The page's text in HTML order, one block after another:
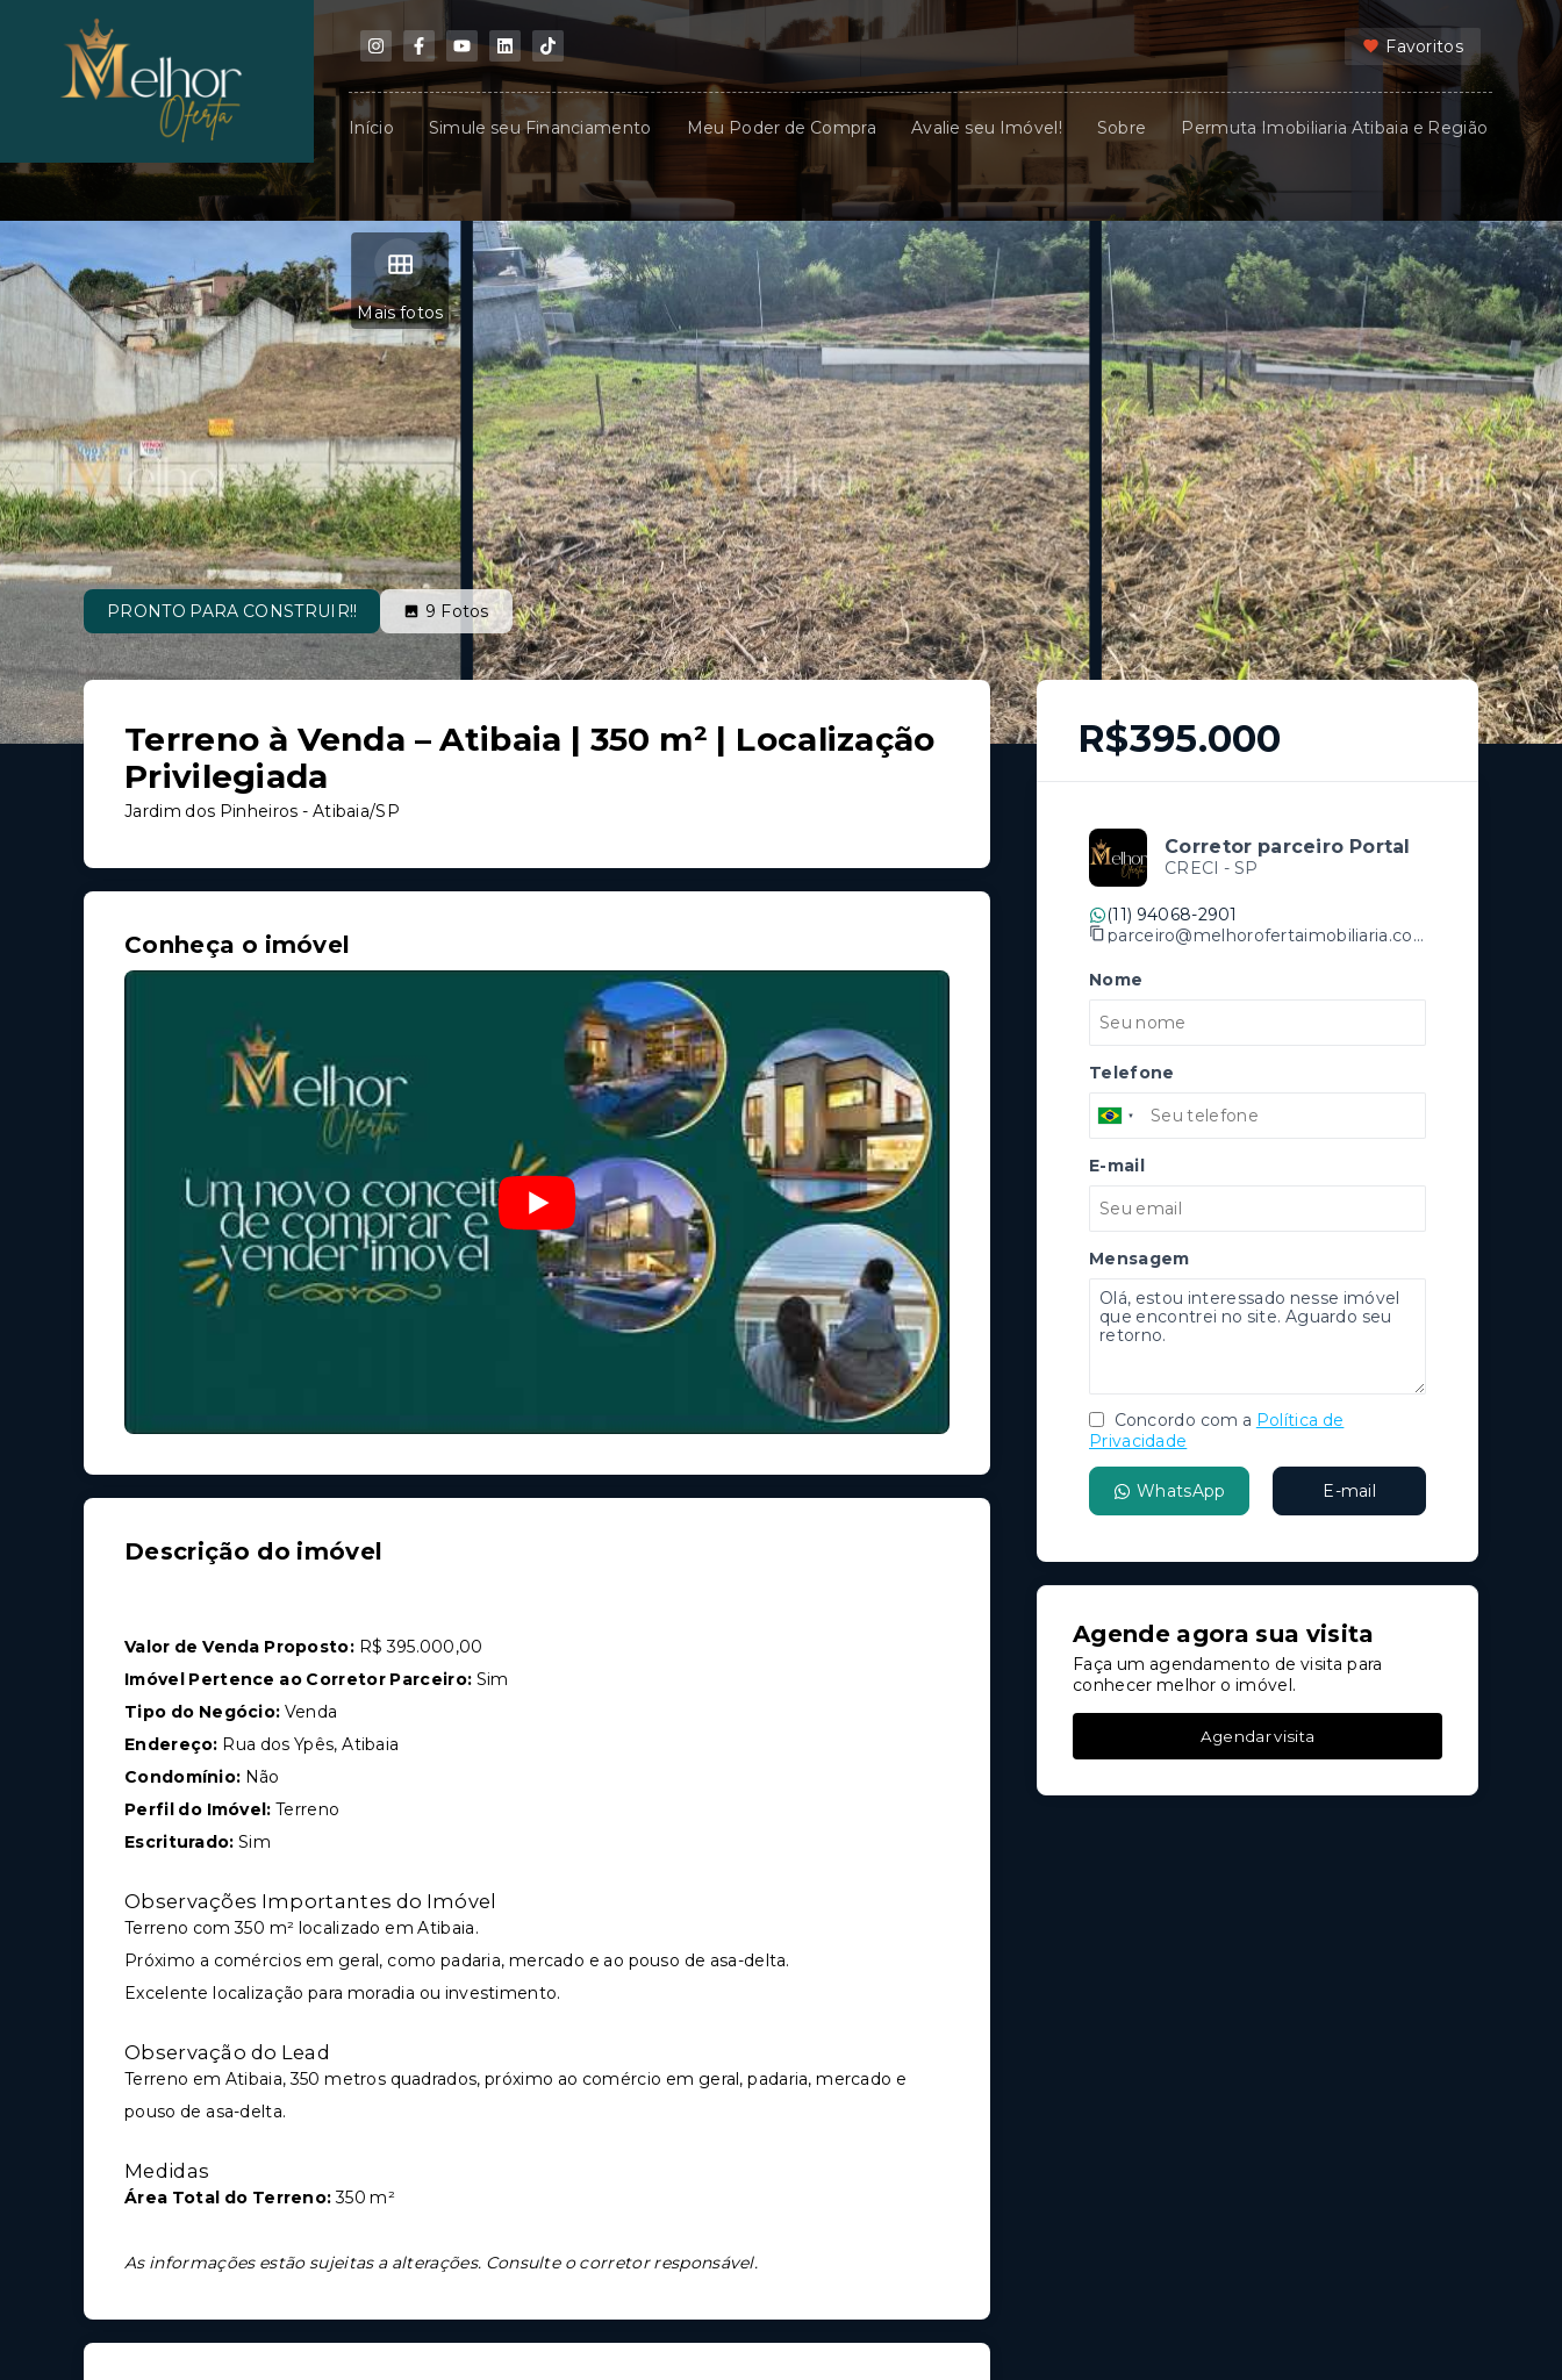
Favoritos
Início Simule seu Financiamento Meu Poder de Compra Avalie seu Imóvel! Sobre Permuta Imobiliaria Atibaia e Região
Mais fotos
PRONTO PARA CONSTRUIR!! 9 Fotos
Terreno à Venda – Atibaia | 350 m² | Localização
Privilegiada
Jardim dos Pinheiros - Atibaia/SP
Conheça o imóvel
Descrição do imóvel
Valor de Venda Proposto:R$ 395.000,00
Imóvel Pertence ao Corretor Parceiro: Sim
Tipo do Negócio: Venda
Endereço: Rua dos Ypês, Atibaia
Condomínio: Não
Perfil do Imóvel: Terreno
Escriturado: Sim
Observações Importantes do Imóvel
Terreno com 350 m² localizado em Atibaia.
Próximo a comércios em geral, como padaria, mercado e ao pouso de asa-delta.
Excelente localização para moradia ou investimento.
Observação do Lead
Terreno em Atibaia, 350 metros quadrados, próximo ao comércio em geral, padaria, mercado e
pouso de asa-delta.
Medidas
Área Total do Terreno:350 m²
As informações estão sujeitas a alterações. Consulte o corretor responsável.
R$395.000
Corretor parceiro Portal
CRECI - SP
(11) 94068-2901
parceiro@melhorofertaimobiliaria.com.br
Nome
Telefone
E-mail
Mensagem
Concordo com a Política de
Privacidade
WhatsApp E-mail
Agende agora sua visita
Faça um agendamento de visita para
conhecer melhor o imóvel.
Agendar visita